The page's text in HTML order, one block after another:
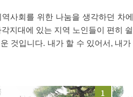
사회를 위한 나눔을 생각하던 차
지대에 있는 지역 노인들이 편히
것입니다. 내가 할 수 있어서, 내